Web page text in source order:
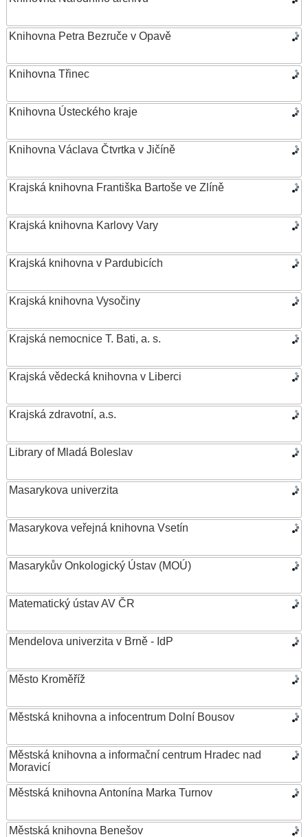
Knihovna Petra Bezruče v Opavě
Knihovna Třinec
Knihovna Ústeckého kraje
Knihovna Václava Čtvrtka v Jičíně
Krajská knihovna Františka Bartoše ve Zlíně
Krajská knihovna Karlovy Vary
Krajská knihovna v Pardubicích
Krajská knihovna Vysočiny
Krajská nemocnice T. Bati, a. s.
Krajská vědecká knihovna v Liberci
Krajská zdravotní, a.s.
Library of Mladá Boleslav
Masarykova univerzita
Masarykova veřejná knihovna Vsetín
Masarykův Onkologický Ústav (MOÚ)
Matematický ústav AV ČR
Mendelova univerzita v Brně - IdP
Město Kroměříž
Městská knihovna a infocentrum Dolní Bousov
Městská knihovna a informační centrum Hradec nad
Moravicí
Městská knihovna Antonína Marka Turnov
Městská knihovna Benešov